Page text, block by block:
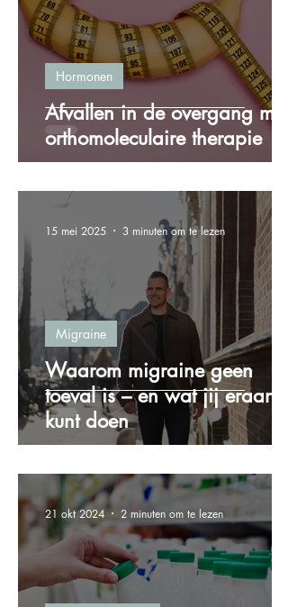
Afvallen in de overgang met
orthomoleculaire therapie
Hormonen
Waarom migraine geen
toeval is – en wat jij eraan
kunt doen
Migraine
15 mei 2025 3 minuten om te lezen
21 okt 2024 2 minuten om te lezen